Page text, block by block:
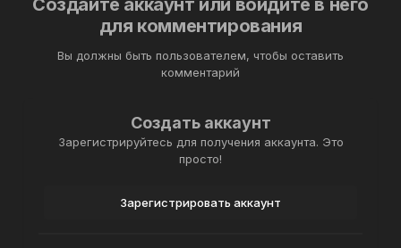
Создайте аккаунт или войдите в него
для комментирования
Вы должны быть пользователем, чтобы оставить
комментарий
Создать аккаунт
Зарегистрируйтесь для получения аккаунта. Это
просто!
Зарегистрировать аккаунт